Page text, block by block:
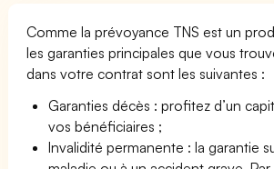
Comme la prévoyance TNS est un
les garanties principales que vous
dans votre contrat sont les suivantes :
Garanties décès : profitez d’un
vos bénéficiaires ;
Invalidité permanente : la garantie